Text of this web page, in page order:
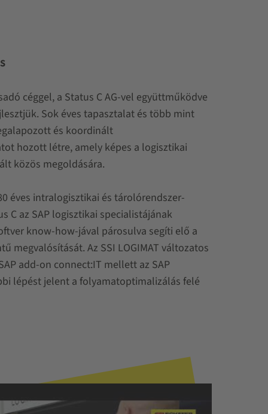
céggel, a Status C AG-vel együttműködve
Sok éves tapasztalat és több mint
és koordinált
hozott létre, amely képes a logisztikai
közös megoldására.
éves intralogisztikai és tárolórendszer-
C az SAP logisztikai specialistájának
know-how-jával párosulva segíti elő a
megvalósítását. Az SSI LOGIMAT változatos
add-on connect:IT mellett az SAP
lépést jelent a folyamatoptimalizálás felé